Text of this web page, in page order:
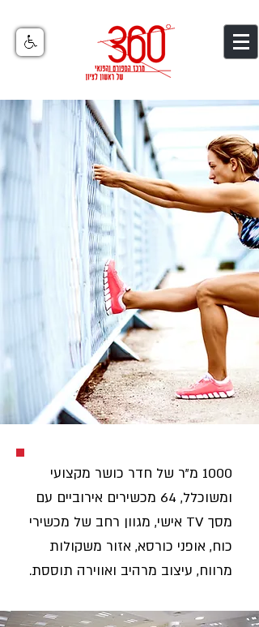
1000 מ"ר של חדר כושר מקצועי
ומשוכלל, 64 מכשירים אירוביים עם
מסך TV אישי, מגוון רחב של מכשירי
כוח, אופני כורסא, אזור משקולות
מרווח, עיצוב מרהיב ואווירה תוססת.